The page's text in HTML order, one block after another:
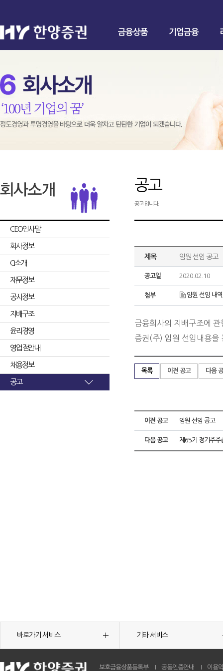
금융상품 기업금융
CEO인사말
회사정보
CI소개
재무정보
공시정보
지배구조
윤리경영
영업점안내
채용정보
공고
공고
공고 입니다.
제목 임원 선임 공고
공고일 2020.02.10
첨부 임원 선임 내
금융회사의 지배구조에
증권(주) 임원 선임내용을
목록 이전 공고 다음
이전 공고 임원 선임 공고
다음 공고 제65기 정기주주
바로가기 서비스 기타 서비스
보호금융상품등록부 공동인증안내 이용